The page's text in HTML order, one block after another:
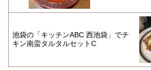
池袋の「キッチンABC 西池袋」でチ
キン南蛮タルタルセットC